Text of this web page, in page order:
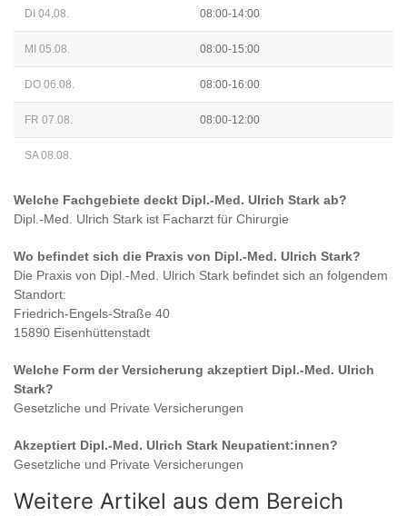
DI 04.08. 08:00-14:00
MI 05.08. 08:00-15:00
DO 06.08. 08:00-16:00
FR 07.08. 08:00-12:00
SA 08.08.
Welche Fachgebiete deckt Dipl.-Med. Ulrich Stark ab?
Dipl.-Med. Ulrich Stark ist Facharzt für Chirurgie
Wo befindet sich die Praxis von Dipl.-Med. Ulrich Stark?
Die Praxis von Dipl.-Med. Ulrich Stark befindet sich an folgendem
Standort:
Friedrich-Engels-Straße 40
15890 Eisenhüttenstadt
Welche Form der Versicherung akzeptiert Dipl.-Med. Ulrich
Stark?
Gesetzliche und Private Versicherungen
Akzeptiert Dipl.-Med. Ulrich Stark Neupatient:innen?
Gesetzliche und Private Versicherungen
Weitere Artikel aus dem Bereich